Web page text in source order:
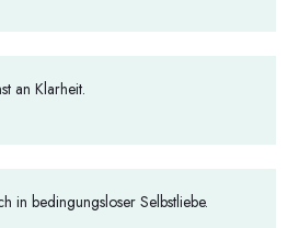
an Klarheit.
in bedingungsloser Selbstliebe.